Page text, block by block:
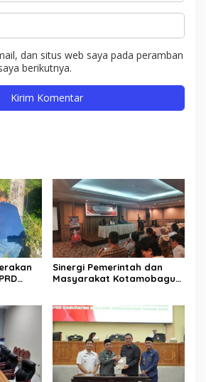
dan situs web saya pada peramban
berikutnya.
Sinergi Pemerintah dan
Masyarakat Kotamobagu